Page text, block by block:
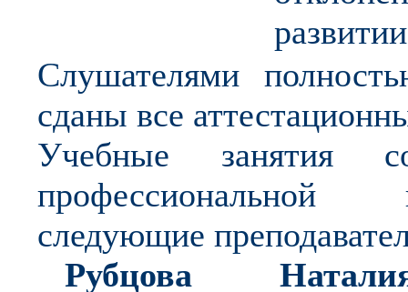
Слушателями
сданы все
Учебные занятия
профессиональной
следующие
Рубцова